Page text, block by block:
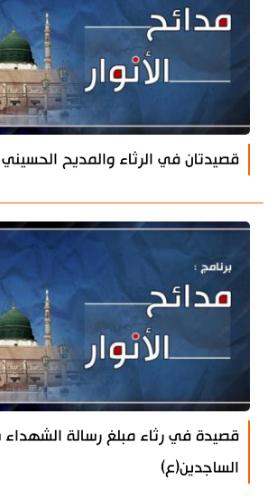
قصيدتان في الرثاء والمديح الحسيني
قصيدة في رثاء مبلغ رسالة
الساجدين(ع)